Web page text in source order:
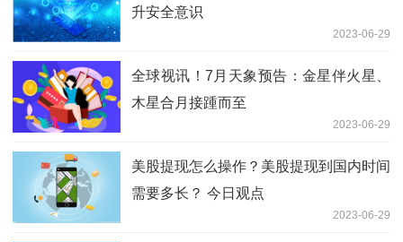
升安全意识
2023-06-29
全球视讯！7月天象预告：金星伴火星、
木星合月接踵而至
2023-06-29
美股提现怎么操作？美股提现到国内时间
需要多长？ 今日观点
2023-06-29